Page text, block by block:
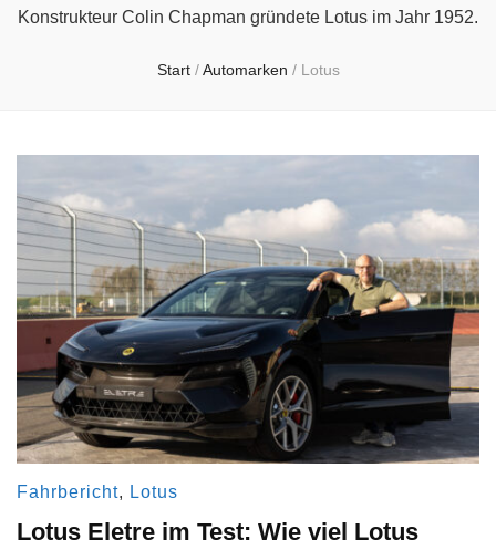
Konstrukteur Colin Chapman gründete Lotus im Jahr 1952.
Start / Automarken / Lotus
Fahrbericht, Lotus
Lotus Eletre im Test: Wie viel Lotus